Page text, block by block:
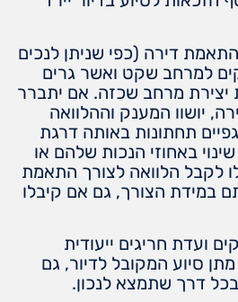
דירה (כפי שניתן לנכים
למרחב שקט ואשר גרים
יצירת מרחב שכזה. אם יתברר
יושוו המענק וההלוואה
תחתונות באותה דרגת
באחוזי הנכות שלהם או
לקבל הלוואה לצורך התאמת
במידת הצורך, גם אם קיבלו
ועדת חריגים ייעודית
סיוע המקובל לדיור, גם
דרך שתמצא לנכון.